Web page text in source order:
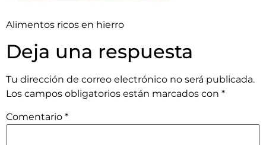
Alimentos ricos en hierro
Deja una respuesta
Tu dirección de correo electrónico no será publicada.
Los campos obligatorios están marcados con *
Comentario *